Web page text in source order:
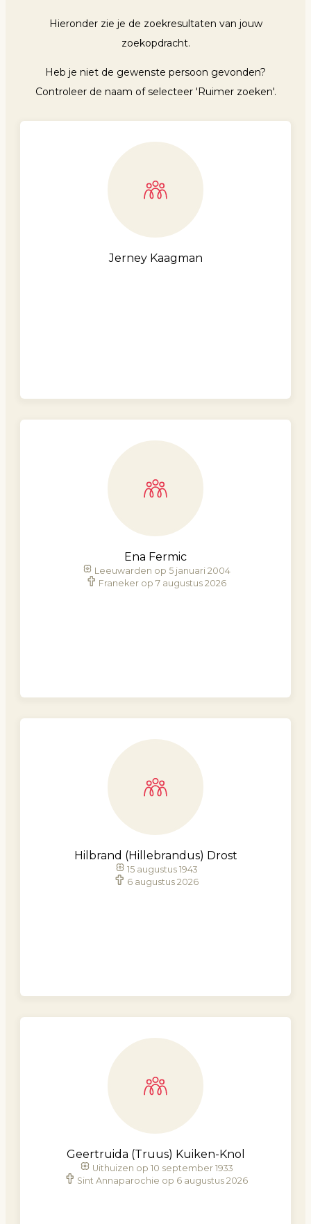
Hieronder zie je de zoekresultaten van jouw
zoekopdracht.
Heb je niet de gewenste persoon gevonden?
Controleer de naam of selecteer 'Ruimer zoeken'.
Jerney Kaagman
Ena Fermic
Leeuwarden op 5 januari 2004
Franeker op 7 augustus 2026
Hilbrand (Hillebrandus) Drost
15 augustus 1943
6 augustus 2026
Geertruida (Truus) Kuiken-Knol
Uithuizen op 10 september 1933
Sint Annaparochie op 6 augustus 2026